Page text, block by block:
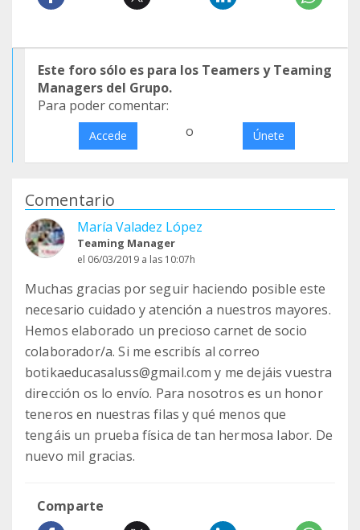
Este foro sólo es para los Teamers y Teaming
Managers del Grupo.
Para poder comentar:
Accede o Únete
Comentario
María Valadez López
Teaming Manager
el 06/03/2019 a las 10:07h
Muchas gracias por seguir haciendo posible este
necesario cuidado y atención a nuestros mayores.
Hemos elaborado un precioso carnet de socio
colaborador/a. Si me escribís al correo
botikaeducasaluss@gmail.com y me dejáis vuestra
dirección os lo envío. Para nosotros es un honor
teneros en nuestras filas y qué menos que
tengáis un prueba física de tan hermosa labor. De
nuevo mil gracias.
Comparte